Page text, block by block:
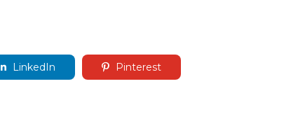
LinkedIn Pinterest